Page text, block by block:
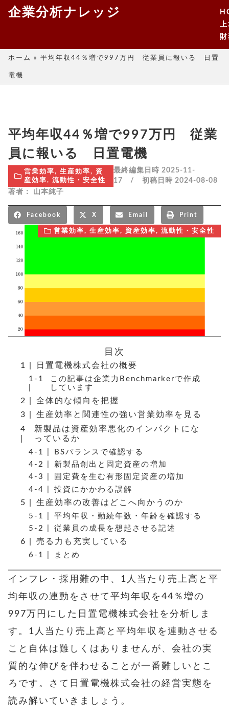
企業分析ナレッジ
ホーム » 平均年収44％増で997万円 従業員に報いる 日置
電機
平均年収44％増で997万円 従業
員に報いる 日置電機
営業効率, 生産効率, 資
産効率, 流動性・安全性
最終編集日時 2025-11-
17 / 初稿日時2024-08-08
著者：
山本純子
Facebook X Email Print
営業効率, 生産効率, 資産効率, 流動性・安全性
目次
日置電機株式会社の概要
この記事は企業力Benchmarkerで作成
しています
全体的な傾向を把握
生産効率と関連性の強い営業効率を見る
新製品は資産効率悪化のインパクトにな
っているか
BSバランスで確認する
新製品創出と固定資産の増加
固定費を生む有形固定資産の増加
投資にかかわる誤解
生産効率の改善はどこへ向かうのか
平均年収・勤続年数・年齢を確認する
従業員の成長を想起させる記述
売る力も充実している
まとめ
インフレ・採用難の中、1人当たり売上高と平
均年収の連動をさせて平均年収を44％増の
997万円にした日置電機株式会社を分析しま
す。1人当たり売上高と平均年収を連動させる
こと自体は難しくはありませんが、会社の実
質的な伸びを伴わせることが一番難しいとこ
ろです。さて日置電機株式会社の経営実態を
読み解いていきましょう。